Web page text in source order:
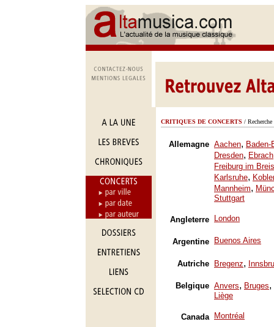
CRITIQUES DE CONCERTS /
Allemagne Aachen, Baden-
Dresden, Ebrach
Freiburg im
Karlsruhe,
Mannheim,
Stuttgart
Angleterre London
Argentine Buenos Aires
Autriche Bregenz,
Belgique Anvers, Bruges,
Liège
Canada Montréal